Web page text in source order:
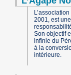
L’association
2001, est
Son objectif
infinie du
à la
intérieure.